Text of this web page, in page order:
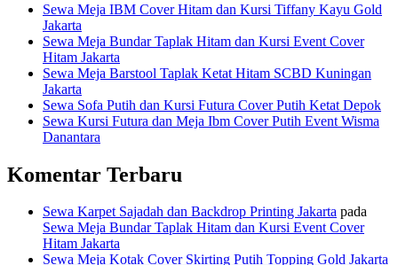
Sewa Meja IBM Cover Hitam dan Kursi Tiffany Kayu Gold
Jakarta
Sewa Meja Bundar Taplak Hitam dan Kursi Event Cover
Hitam Jakarta
Sewa Meja Barstool Taplak Ketat Hitam SCBD Kuningan
Jakarta
Sewa Sofa Putih dan Kursi Futura Cover Putih Ketat Depok
Sewa Kursi Futura dan Meja Ibm Cover Putih Event Wisma
Danantara
Komentar Terbaru
Sewa Karpet Sajadah dan Backdrop Printing Jakarta pada
Sewa Meja Bundar Taplak Hitam dan Kursi Event Cover
Hitam Jakarta
Sewa Meja Kotak Cover Skirting Putih Topping Gold Jakarta